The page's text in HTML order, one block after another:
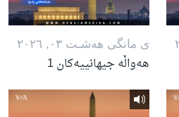
ی مانگی هه‌شـت ٠٣, ٢٠٢٦
هەواڵە جیهانییەکان 1